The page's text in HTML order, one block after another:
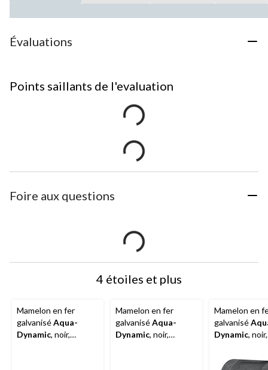
Évaluations
Points saillants de l'evaluation
Foire aux questions
4 étoiles et plus
Mamelon en fer
galvaniséAqua-
Dynamic, noir,
Mamelon en fer
galvaniséAqua-
Dynamic, noir,
Mamelon en
galvanisé
Dynamic, noir,